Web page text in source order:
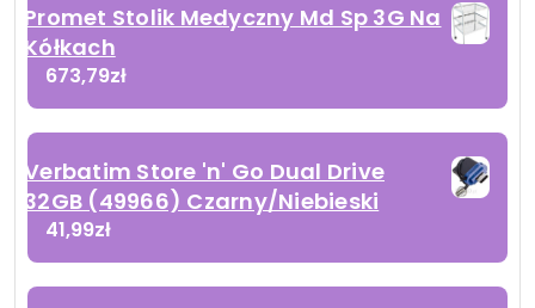
Promet Stolik Medyczny Md Sp 3G Na
Kółkach
673,79zł
Verbatim Store 'n' Go Dual Drive
32GB (49966) Czarny/Niebieski
41,99zł